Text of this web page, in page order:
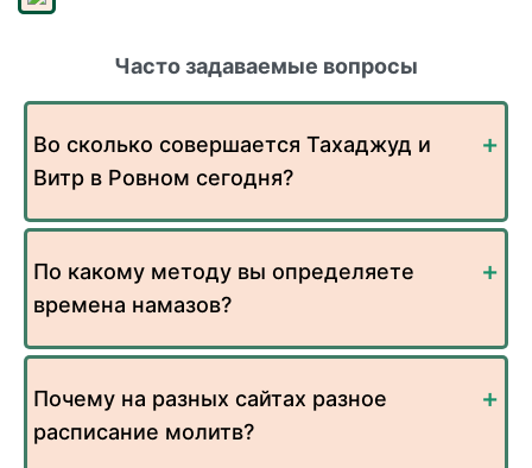
Часто задаваемые вопросы
Во сколько совершается Тахаджуд и
Витр в Ровном сегодня?
По какому методу вы определяете
времена намазов?
Почему на разных сайтах разное
расписание молитв?